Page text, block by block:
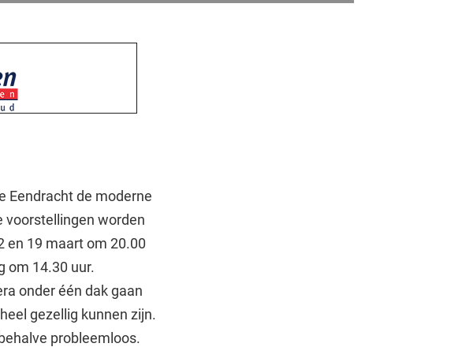
Eendracht de moderne
voorstellingen worden
en 19 maart om 20.00
om 14.30 uur.
onder één dak gaan
gezellig kunnen zijn.
probleemloos.